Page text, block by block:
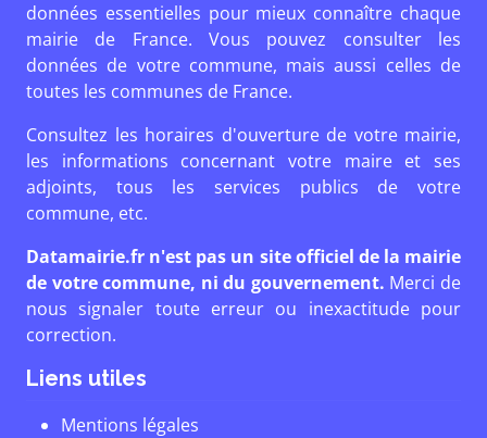
données essentielles pour mieux connaître chaque
mairie de France. Vous pouvez consulter les
données de votre commune, mais aussi celles de
toutes les communes de France.
Consultez les horaires d'ouverture de votre mairie,
les informations concernant votre maire et ses
adjoints, tous les services publics de votre
commune, etc.
Datamairie.fr n'est pas un site officiel de la mairie
de votre commune, ni du gouvernement. Merci de
nous signaler toute erreur ou inexactitude pour
correction.
Liens utiles
Mentions légales